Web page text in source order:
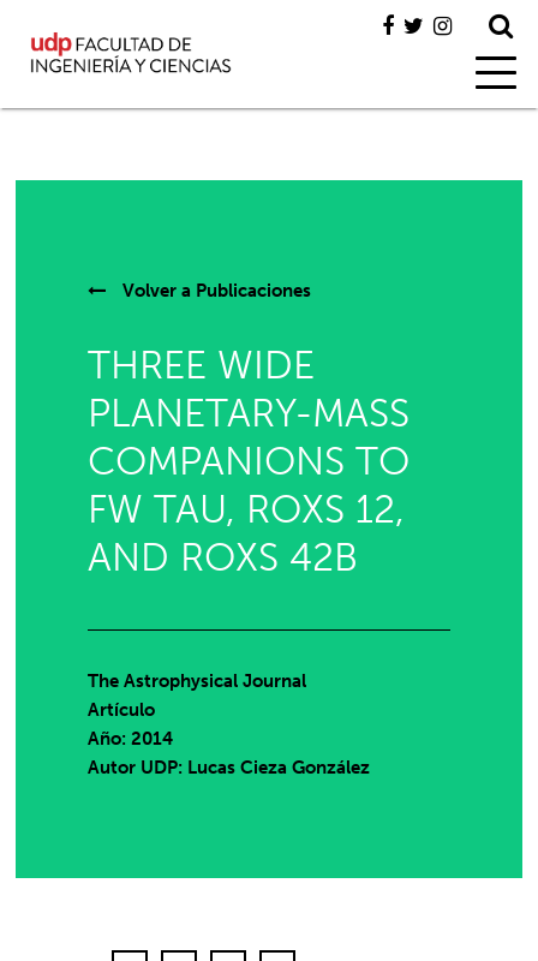
Volver a Publicaciones
THREE WIDE
PLANETARY-MASS
COMPANIONS TO
FW TAU, ROXS 12,
AND ROXS 42B
The Astrophysical Journal
Artículo
Año: 2014
Autor UDP: Lucas Cieza González